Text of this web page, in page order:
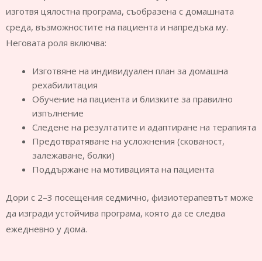
изготвя цялостна програма, съобразена с домашната
среда, възможностите на пациента и напредъка му.
Неговата роля включва:
Изготвяне на индивидуален план за домашна
рехабилитация
Обучение на пациента и близките за правилно
изпълнение
Следене на резултатите и адаптиране на терапията
Предотвратяване на усложнения (скованост,
залежаване, болки)
Поддържане на мотивацията на пациента
Дори с 2–3 посещения седмично, физиотерапевтът може
да изгради устойчива програма, която да се следва
ежедневно у дома.